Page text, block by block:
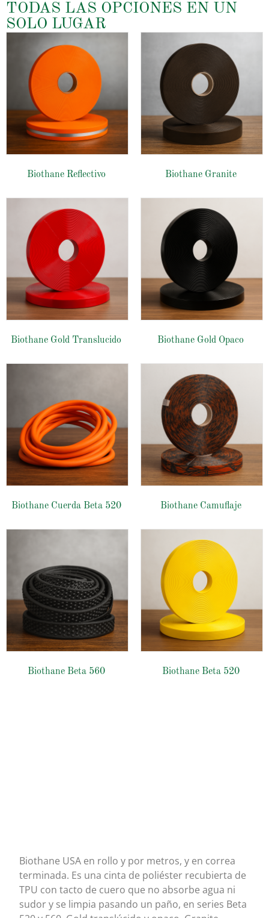
TODAS LAS OPCIONES EN UN
SOLO LUGAR
Biothane Reflectivo Biothane Granite
Biothane Gold Translucido Biothane Gold Opaco
Biothane Cuerda Beta 520 Biothane Camuflaje
Biothane Beta 560 Biothane Beta 520
Biothane USA en rollo y por metros, y en correa
terminada. Es una cinta de poliéster recubierta de
TPU con tacto de cuero que no absorbe agua ni
sudor y se limpia pasando un paño, en series Beta